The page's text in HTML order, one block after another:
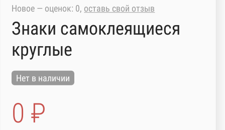
Новое — оценок: 0, оставь свой отзыв
Знаки самоклеящиеся
круглые
Нет в наличии
0 ₽